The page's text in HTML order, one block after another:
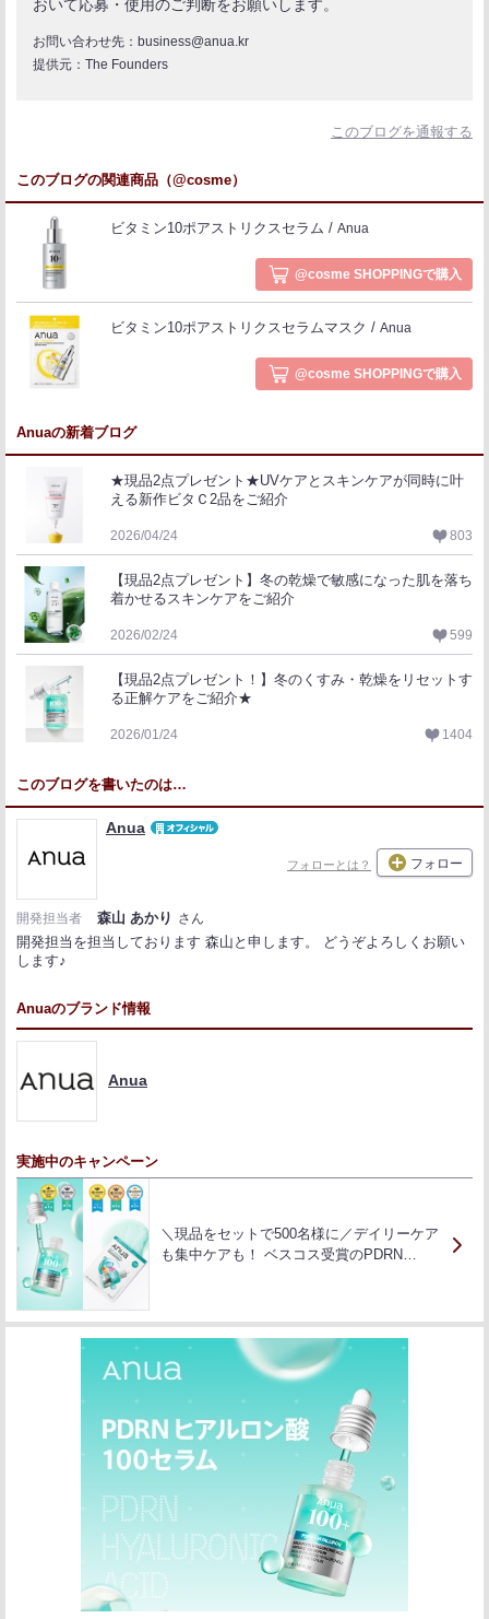
おいて応募・使用のご判断をお願いします。
お問い合わせ先：business@anua.kr
提供元：The Founders
このブログを通報する
このブログの関連商品（@cosme）
ビタミン10ポアストリクスセラム Anua
@cosme SHOPPINGで購入
ビタミン10ポアストリクスセラムマスク Anua
@cosme SHOPPINGで購入
Anuaの新着ブログ
★現品2点プレゼント★UVケアとスキンケアが同時に叶
える新作ビタＣ2品をご紹介
2026/04/24 803
【現品2点プレゼント】冬の乾燥で敏感になった肌を落ち
着かせるスキンケアをご紹介
2026/02/24 599
【現品2点プレゼント！】冬のくすみ・乾燥をリセットす
る正解ケアをご紹介★
2026/01/24 1404
このブログを書いたのは…
Anua
フォローとは？ フォロー
開発担当者 森山 あかり さん
開発担当を担当しております 森山と申します。 どうぞよろしくお願い
します♪
Anuaのブランド情報
Anua
実施中のキャンペーン
＼現品をセットで500名様に／デイリーケア
も集中ケアも！ ベスコス受賞のPDRN…